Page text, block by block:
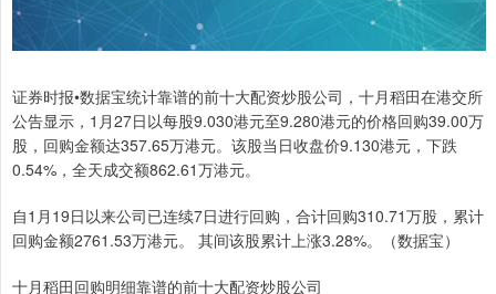
证券时报•数据宝统计靠谱的前十大配资炒股公司，十月稻田在港交所
公告显示，1月27日以每股9.030港元至9.280港元的价格回购39.00万
股，回购金额达357.65万港元。该股当日收盘价9.130港元，下跌
0.54%，全天成交额862.61万港元。
自1月19日以来公司已连续7日进行回购，合计回购310.71万股，累计
回购金额2761.53万港元。 其间该股累计上涨3.28%。（数据宝）
十月稻田回购明细靠谱的前十大配资炒股公司